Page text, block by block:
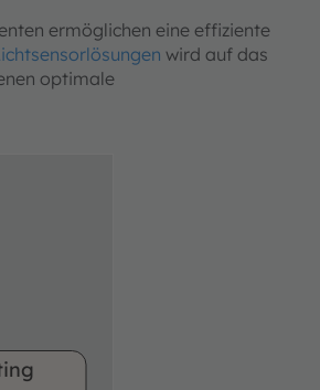
ermöglichen eine effiziente
wird auf das
optimale